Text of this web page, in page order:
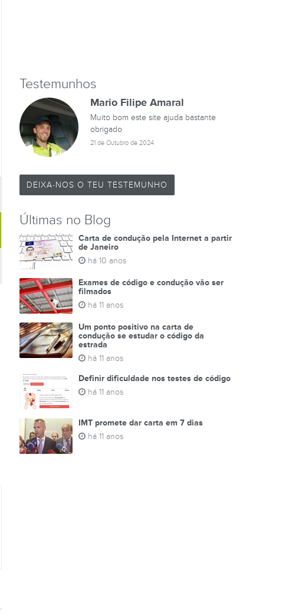
Testemunhos
Mario Filipe Amaral
Muito bom este site ajuda bastante
obrigado
21 de Outubro de 2024
DEIXA-NOS O TEU TESTEMUNHO
Últimas no Blog
Carta de condução pela Internet a partir
de Janeiro
há 10 anos
Exames de código e condução vão ser
filmados
há 11 anos
Um ponto positivo na carta de
condução se estudar o código da
estrada
há 11 anos
Definir dificuldade nos testes de código
há 11 anos
IMT promete dar carta em 7 dias
há 11 anos